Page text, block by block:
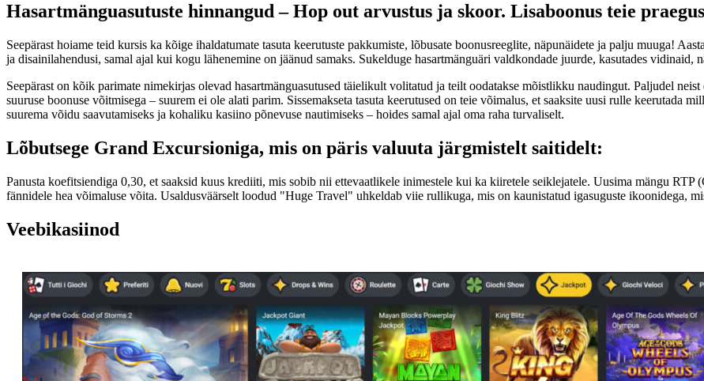
Hasartmänguasutuste hinnangud – Hop out arvustus ja skoor. Lisaboonus teie
Seepärast hoiame teid kursis ka kõige ihaldatumate tasuta keerutuste pakkumiste, lõbusate boonusreeglite, näpunäidete ja palju muuga!
ja disainilahendusi, samal ajal kui kogu lähenemine on jäänud samaks. Sukelduge hasartmänguäri valdkondade juurde, kasutades vidinaid,
Seepärast on kõik parimate nimekirjas olevad hasartmänguasutused täielikult volitatud ja teilt oodatakse mõistlikku naudingut. Paljudel
suuruse boonuse võitmisega – suurem ei ole alati parim. Sissemakseta tasuta keerutused on teie võimalus, et saaksite uusi rulle keerutada
suurema võidu saavutamiseks ja kohaliku kasiino põnevuse nautimiseks – hoides samal ajal oma raha turvaliselt.
Lõbutsege Grand Excursioniga, mis on päris valuuta järgmistelt saitidelt:
Panusta koefitsiendiga 0,30, et saaksid kuus krediiti, mis sobib nii ettevaatlikele inimestele kui ka kiiretele seiklejatele. Uusima mängu
fännidele hea võimaluse võita. Usaldusväärselt loodud "Huge Travel" uhkeldab viie rullikuga, mis on kaunistatud igasuguste ikoonidega,
Veebikasiinod